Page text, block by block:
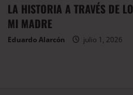
LA HISTORIA A TRAVÉS DE
MI MADRE
Eduardo Alarcón julio 1, 2026